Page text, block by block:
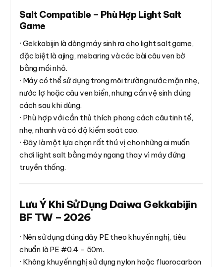
Salt Compatible – Phù Hợp Light Salt
Game
· Gekkabijin là dòng máy sinh ra cho light salt game,
đặc biệt là ajing, mebaring và các bài câu ven bờ
bằng mồi nhỏ.
· Máy có thể sử dụng trong môi trường nước mặn nhẹ,
nước lợ hoặc câu ven biển, nhưng cần vệ sinh đúng
cách sau khi dùng.
· Phù hợp với cần thủ thích phong cách câu tinh tế,
nhẹ, nhanh và có độ kiểm soát cao.
· Đây là một lựa chọn rất thú vị cho những ai muốn
chơi light salt bằng máy ngang thay vì máy đứng
truyền thống.
Lưu Ý Khi Sử Dụng Daiwa Gekkabijin
BF TW – 2026
· Nên sử dụng đúng dây PE theo khuyến nghị, tiêu
chuẩn là PE #0.4 – 50m.
· Không khuyến nghị sử dụng nylon hoặc fluorocarbon